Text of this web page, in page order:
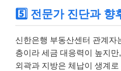
5️⃣ 전문가 진단과 향
신한은행 부동산센터 관계자
층이라 세금 대응력이 높지만,
외곽과 지방은 체납이 생계